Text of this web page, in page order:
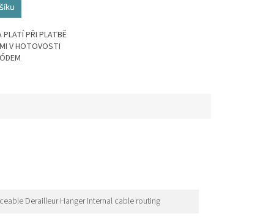
PLATÍ PŘI PLATBĚ
V HOTOVOSTI
Derailleur Hanger Internal cable routing